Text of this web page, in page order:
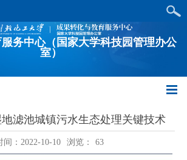
务中心（国家大学科技园管理办公
室）
滤池城镇污水生态处理关键技术
间：2022-10-10 浏览： 63